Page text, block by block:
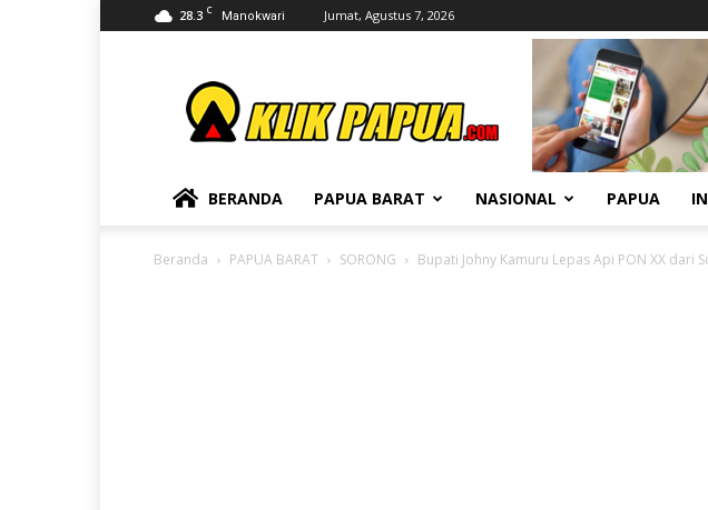
28.3 C Manokwari Jumat, Agustus 7, 2026
BERANDA PAPUA BARAT NASIONAL PAPUA
Beranda PAPUA BARAT SORONG Bupati Johny Kamuru Lepas Api PON XX dari